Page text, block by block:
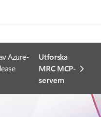
Azure-
Utforska
MRC MCP-
servern